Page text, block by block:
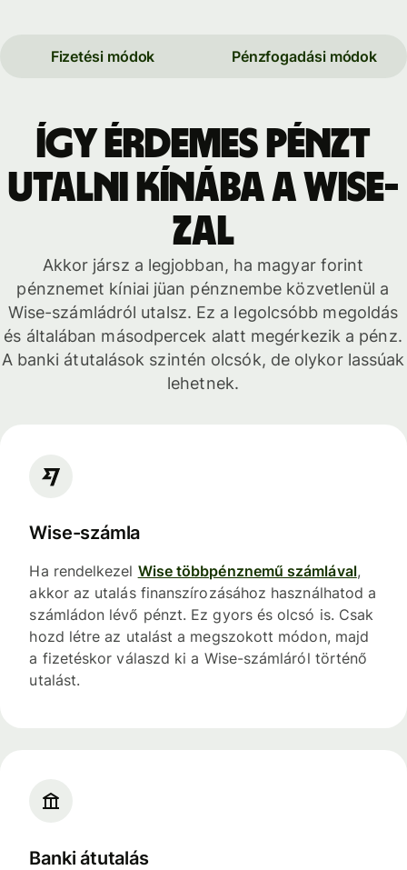
Fizetési módok Pénzfogadási módok
Így érdemes pénzt
utalni Kínába a Wise-
zal
Akkor jársz a legjobban, ha magyar forint
pénznemet kíniai jüan pénznembe közvetlenül a
Wise-számládról utalsz. Ez a legolcsóbb megoldás
és általában másodpercek alatt megérkezik a pénz.
A banki átutalások szintén olcsók, de olykor lassúak
lehetnek.
Wise-számla
Ha rendelkezel Wise többpénznemű számlával,
akkor az utalás finanszírozásához használhatod a
számládon lévő pénzt. Ez gyors és olcsó is. Csak
hozd létre az utalást a megszokott módon, majd
a fizetéskor válaszd ki a Wise-számláról történő
utalást.
Banki átutalás